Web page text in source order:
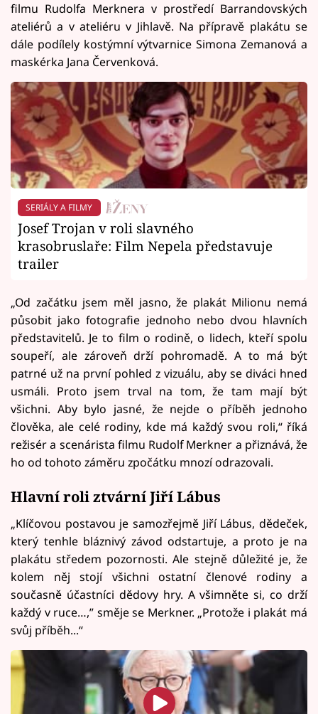
filmu Rudolfa Merknera v prostředí Barrandovských
ateliérů a v ateliéru v Jihlavě. Na přípravě plakátu se
dále podílely kostýmní výtvarnice Simona Zemanová a
maskérka Jana Červenková.
SERIÁLY A FILMY
Josef Trojan v roli slavného
krasobruslaře: Film Nepela představuje
trailer
„Od začátku jsem měl jasno, že plakát Milionu nemá
působit jako fotografie jednoho nebo dvou hlavních
představitelů. Je to film o rodině, o lidech, kteří spolu
soupeří, ale zároveň drží pohromadě. A to má být
patrné už na první pohled z vizuálu, aby se diváci hned
usmáli. Proto jsem trval na tom, že tam mají být
všichni. Aby bylo jasné, že nejde o příběh jednoho
člověka, ale celé rodiny, kde má každý svou roli,“ říká
režisér a scenárista filmu Rudolf Merkner a přiznává, že
ho od tohoto záměru zpočátku mnozí odrazovali.
Hlavní roli ztvární Jiří Lábus
„Klíčovou postavou je samozřejmě Jiří Lábus, dědeček,
který tenhle bláznivý závod odstartuje, a proto je na
plakátu středem pozornosti. Ale stejně důležité je, že
kolem něj stojí všichni ostatní členové rodiny a
současně účastníci dědovy hry. A všimněte si, co drží
každý v ruce…,” směje se Merkner. „Protože i plakát má
svůj příběh...“